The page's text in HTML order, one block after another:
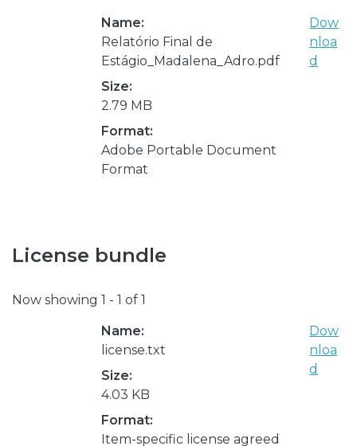
Name:
Relatório Final de
Estágio_Madalena_Adro.pdf
Size:
2.79 MB
Format:
Adobe Portable Document
Format
Dow
nloa
d
License bundle
Now showing 1 - 1 of 1
Name:
license.txt
Size:
4.03 KB
Format:
Item-specific license agreed
Dow
nloa
d